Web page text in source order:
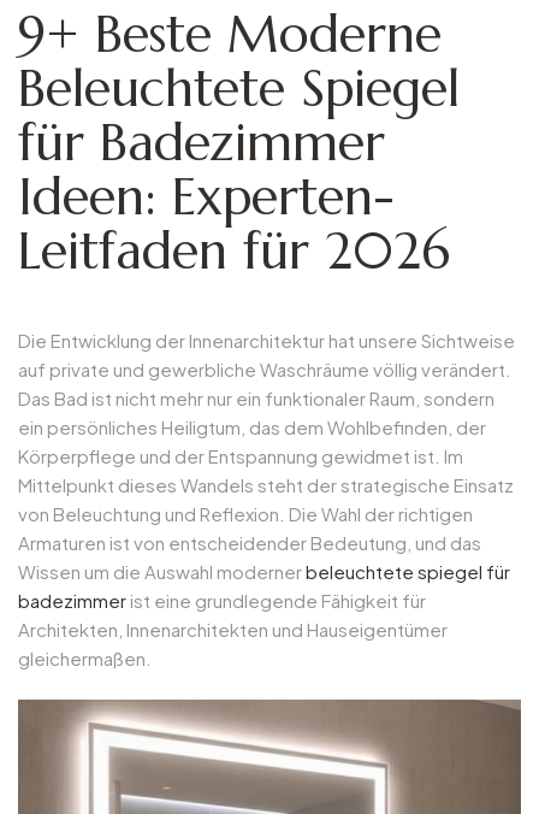
9+ Beste Moderne
Beleuchtete Spiegel
für Badezimmer
Ideen: Experten-
Leitfaden für 2026
Die Entwicklung der Innenarchitektur hat unsere Sichtweise
auf private und gewerbliche Waschräume völlig verändert.
Das Bad ist nicht mehr nur ein funktionaler Raum, sondern
ein persönliches Heiligtum, das dem Wohlbefinden, der
Körperpflege und der Entspannung gewidmet ist. Im
Mittelpunkt dieses Wandels steht der strategische Einsatz
von Beleuchtung und Reflexion. Die Wahl der richtigen
Armaturen ist von entscheidender Bedeutung, und das
Wissen um die Auswahl modernerbeleuchtete spiegel für
badezimmer ist eine grundlegende Fähigkeit für
Architekten, Innenarchitekten und Hauseigentümer
gleichermaßen.